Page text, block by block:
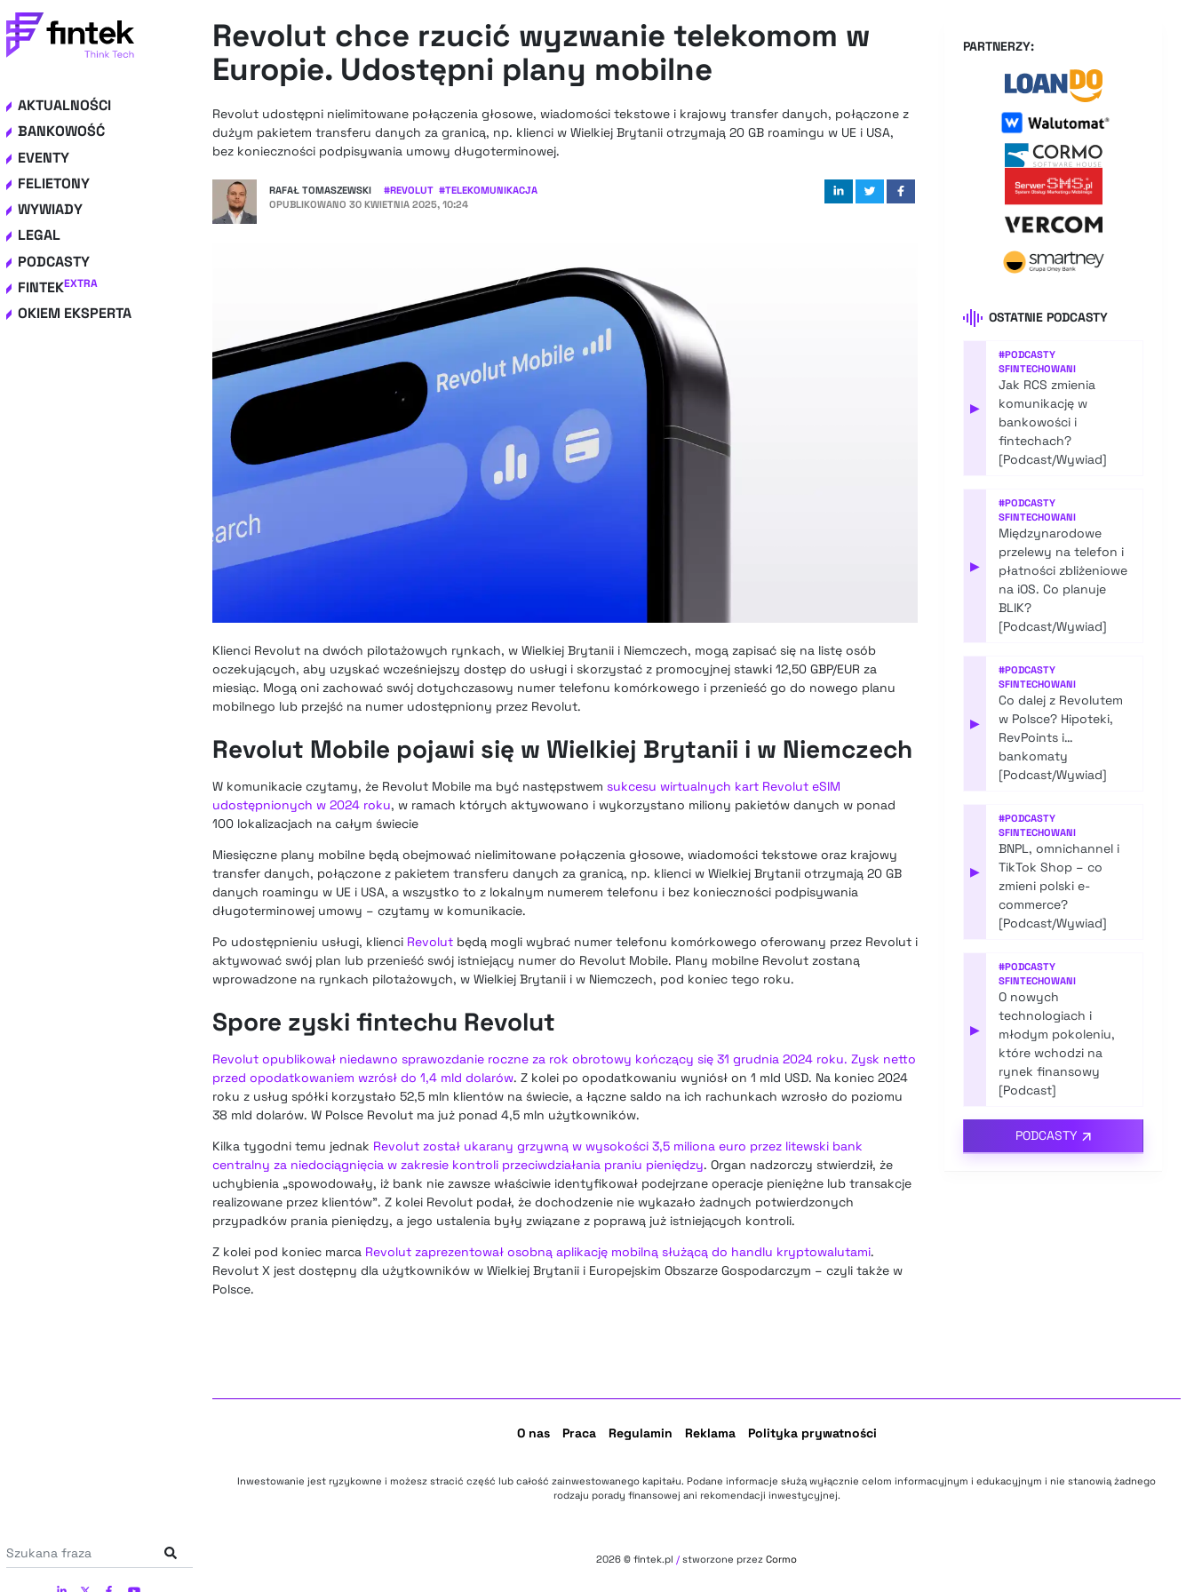
AKTUALNOŚCI
BANKOWOŚĆ
EVENTY
FELIETONY
WYWIADY
LEGAL
PODCASTY
FINTEKEXTRA
OKIEM EKSPERTA
Revolut chce rzucić wyzwanie telekomom w
Europie. Udostępni plany mobilne
Revolut udostępni nielimitowane połączenia głosowe, wiadomości tekstowe i krajowy transfer danych, połączone z
dużym pakietem transferu danych za granicą, np. klienci w Wielkiej Brytanii otrzymają 20 GB roamingu w UE i USA,
bez konieczności podpisywania umowy długoterminowej.
RAFAŁ TOMASZEWSKI #REVOLUT #TELEKOMUNIKACJA
OPUBLIKOWANO 30 KWIETNIA 2025, 10:24
Klienci Revolut na dwóch pilotażowych rynkach, w Wielkiej Brytanii i Niemczech, mogą zapisać się na listę osób
oczekujących, aby uzyskać wcześniejszy dostęp do usługi i skorzystać z promocyjnej stawki 12,50 GBP/EUR za
miesiąc. Mogą oni zachować swój dotychczasowy numer telefonu komórkowego i przenieść go do nowego planu
mobilnego lub przejść na numer udostępniony przez Revolut.
Revolut Mobile pojawi się w Wielkiej Brytanii i w Niemczech
W komunikacie czytamy, że Revolut Mobile ma być następstwem sukcesu wirtualnych kart Revolut eSIM
udostępnionych w 2024 roku, w ramach których aktywowano i wykorzystano miliony pakietów danych w ponad
100 lokalizacjach na całym świecie
Miesięczne plany mobilne będą obejmować nielimitowane połączenia głosowe, wiadomości tekstowe oraz krajowy
transfer danych, połączone z pakietem transferu danych za granicą, np. klienci w Wielkiej Brytanii otrzymają 20 GB
danych roamingu w UE i USA, a wszystko to z lokalnym numerem telefonu i bez konieczności podpisywania
długoterminowej umowy – czytamy w komunikacie.
Po udostępnieniu usługi, klienci Revolut będą mogli wybrać numer telefonu komórkowego oferowany przez Revolut i
aktywować swój plan lub przenieść swój istniejący numer do Revolut Mobile. Plany mobilne Revolut zostaną
wprowadzone na rynkach pilotażowych, w Wielkiej Brytanii i w Niemczech, pod koniec tego roku.
Spore zyski fintechu Revolut
Revolut opublikował niedawno sprawozdanie roczne za rok obrotowy kończący się 31 grudnia 2024 roku. Zysk netto
przed opodatkowaniem wzrósł do 1,4 mld dolarów. Z kolei po opodatkowaniu wyniósł on 1 mld USD. Na koniec 2024
roku z usług spółki korzystało 52,5 mln klientów na świecie, a łączne saldo na ich rachunkach wzrosło do poziomu
38 mld dolarów. W Polsce Revolut ma już ponad 4,5 mln użytkowników.
Kilka tygodni temu jednak Revolut został ukarany grzywną w wysokości 3,5 miliona euro przez litewski bank
centralny za niedociągnięcia w zakresie kontroli przeciwdziałania praniu pieniędzy. Organ nadzorczy stwierdził, że
uchybienia „spowodowały, iż bank nie zawsze właściwie identyfikował podejrzane operacje pieniężne lub transakcje
realizowane przez klientów”. Z kolei Revolut podał, że dochodzenie nie wykazało żadnych potwierdzonych
przypadków prania pieniędzy, a jego ustalenia były związane z poprawą już istniejących kontroli.
Z kolei pod koniec marca Revolut zaprezentował osobną aplikację mobilną służącą do handlu kryptowalutami.
Revolut X jest dostępny dla użytkowników w Wielkiej Brytanii i Europejskim Obszarze Gospodarczym – czyli także w
Polsce.
PARTNERZY:
OSTATNIE PODCASTY
▶
#PODCASTY
SFINTECHOWANI
Jak RCS zmienia
komunikację w
bankowości i
fintechach?
[Podcast/Wywiad]
▶
#PODCASTY
SFINTECHOWANI
Międzynarodowe
przelewy na telefon i
płatności zbliżeniowe
na iOS. Co planuje
BLIK?
[Podcast/Wywiad]
▶
#PODCASTY
SFINTECHOWANI
Co dalej z Revolutem
w Polsce? Hipoteki,
RevPoints i…
bankomaty
[Podcast/Wywiad]
▶
#PODCASTY
SFINTECHOWANI
BNPL, omnichannel i
TikTok Shop – co
zmieni polski e-
commerce?
[Podcast/Wywiad]
▶
#PODCASTY
SFINTECHOWANI
O nowych
technologiach i
młodym pokoleniu,
które wchodzi na
rynek finansowy
[Podcast]
PODCASTY
O nas Praca Regulamin Reklama Polityka prywatności
Inwestowanie jest ryzykowne i możesz stracić część lub całość zainwestowanego kapitału. Podane informacje służą wyłącznie celom informacyjnym i edukacyjnym i nie stanowią żadnego
rodzaju porady finansowej ani rekomendacji inwestycyjnej.
2026 © fintek.pl / stworzone przez Cormo